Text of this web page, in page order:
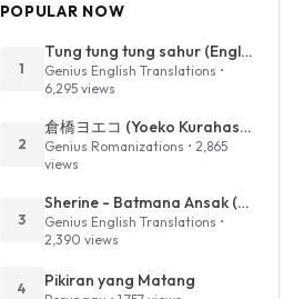
POPULAR NOW
1
Tung tung tung sahur (English Translation)
Genius English Translations •
6,295 views
2
倉橋ヨエコ (Yoeko Kurahashi) - 沈める街 (Sinking Town) (Romanized)
Genius Romanizations • 2,865
views
3
Sherine - Batmana Ansak (English Translation)
Genius English Translations •
2,390 views
4 Pikiran yang Matang